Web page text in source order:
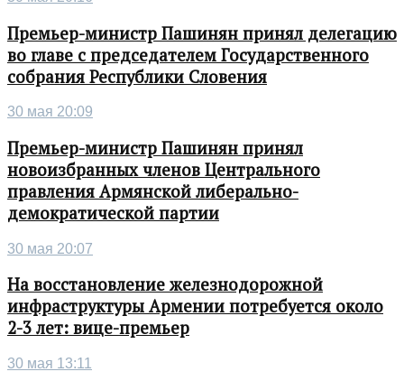
Премьер-министр Пашинян принял делегацию
во главе с председателем Государственного
собрания Республики Словения
30 мая 20:09
Премьер-министр Пашинян принял
новоизбранных членов Центрального
правления Армянской либерально-
демократической партии
30 мая 20:07
На восстановление железнодорожной
инфраструктуры Армении потребуется около
2-3 лет: вице-премьер
30 мая 13:11